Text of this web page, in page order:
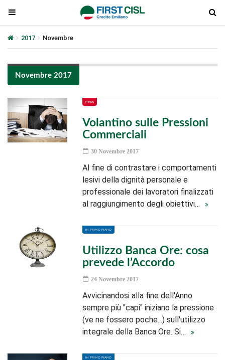
2017 Novembre
Novembre 2017
NEWS
Volantino sulle Pressioni
Commerciali
30 Novembre 2017
Al fine di contrastare i comportamenti
lesivi della dignità personale e
professionale dei lavoratori finalizzati
al raggiungimento degli obiettivi…
IN PRIMO PIANO
Utilizzo Banca Ore: cosa
prevede l’Accordo
24 Novembre 2017
Avvicinandosi alla fine dell'Anno
sempre più "capi" iniziano la pressione
(ve ne fossero poche...) sull'utilizzo
integrale della Banca Ore. Si…
IN PRIMO PIANO